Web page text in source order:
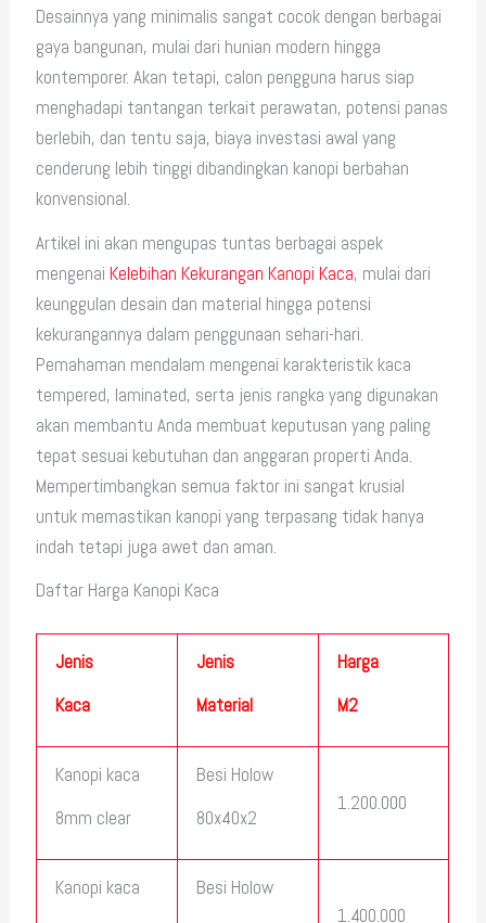
Desainnya yang minimalis sangat cocok dengan berbagai
gaya bangunan, mulai dari hunian modern hingga
kontemporer. Akan tetapi, calon pengguna harus siap
menghadapi tantangan terkait perawatan, potensi panas
berlebih, dan tentu saja, biaya investasi awal yang
cenderung lebih tinggi dibandingkan kanopi berbahan
konvensional.
Artikel ini akan mengupas tuntas berbagai aspek
mengenaiKelebihan Kekurangan Kanopi Kaca, mulai dari
keunggulan desain dan material hingga potensi
kekurangannya dalam penggunaan sehari-hari.
Pemahaman mendalam mengenai karakteristik kaca
tempered, laminated, serta jenis rangka yang digunakan
akan membantu Anda membuat keputusan yang paling
tepat sesuai kebutuhan dan anggaran properti Anda.
Mempertimbangkan semua faktor ini sangat krusial
untuk memastikan kanopi yang terpasang tidak hanya
indah tetapi juga awet dan aman.
Daftar Harga Kanopi Kaca
Jenis
Kaca
Jenis
Material
Harga
M2
Kanopi kaca
8mm clear
Besi Holow
80x40x2
1.200.000
Kanopi kaca
Besi Holow
1.400.000